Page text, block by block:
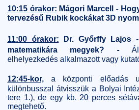
10:15 órakor: Mágori Marcell -
tervezésű Rubik kockákat 3D
11:00 órakor:
Dr. Győrffy Lajos
matematikára megyek? -
elhelyezkedés alkalmazott vagy
12:45-kor,
a központi előadás
különbusszal átvisszük a Bolyai
tere 1.), de egy kb. 20 perces
megtehető.